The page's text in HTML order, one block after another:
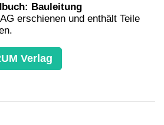
Bauleitung
erschienen und enthält Teile
Verlag